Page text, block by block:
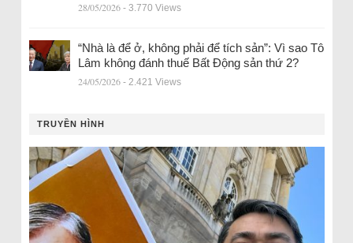
28/05/2026 - 3.770 Views
“Nhà là để ở, không phải để tích sản”: Vì sao Tô
Lâm không đánh thuế Bất Động sản thứ 2?
24/05/2026 - 2.421 Views
TRUYỀN HÌNH